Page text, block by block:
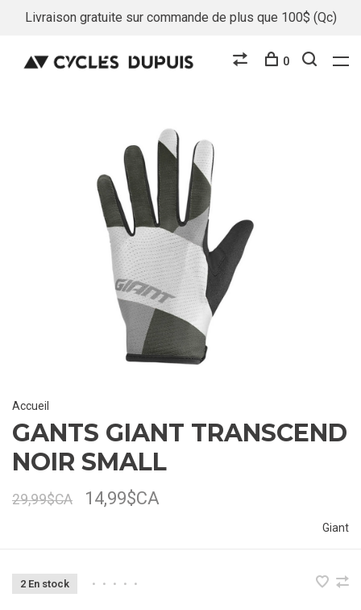
Livraison gratuite sur commande de plus que 100$ (Qc)
0
Accueil
GANTS GIANT TRANSCEND
NOIR SMALL
29,99$CA 14,99$CA
Giant
2 En stock • • • • •